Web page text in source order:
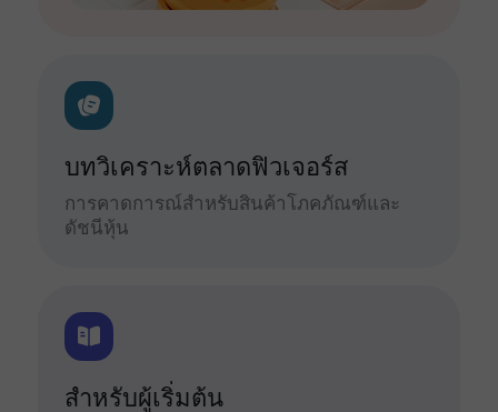
บทวิเคราะห์ตลาดฟิวเจอร์ส
การคาดการณ์สำหรับสินค้าโภคภัณฑ์และ
ดัชนีหุ้น
สำหรับผู้เริ่มต้น